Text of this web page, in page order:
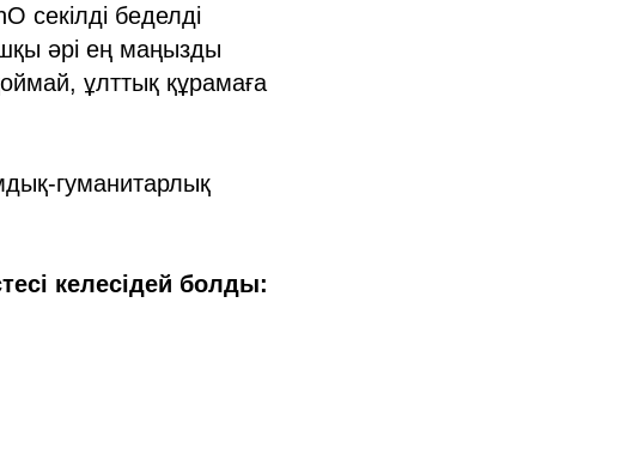
секілді беделді
әрі ең маңызды
ұлттық құрамаға
гуманитарлық
келесідей болды: